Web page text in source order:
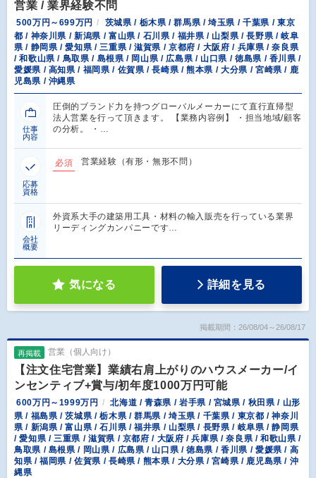
営業 / 業界経験不問
500万円～699万円
茨城県 / 栃木県 / 群馬県 / 埼玉県 / 千葉県 / 東京
都 / 神奈川県 / 新潟県 / 富山県 / 石川県 / 福井県 / 山梨県 / 長野県 / 岐阜
県 / 静岡県 / 愛知県 / 三重県 / 滋賀県 / 京都府 / 大阪府 / 兵庫県 / 奈良県
/ 和歌山県 / 鳥取県 / 島根県 / 岡山県 / 広島県 / 山口県 / 徳島県 / 香川県 /
愛媛県 / 高知県 / 福岡県 / 佐賀県 / 長崎県 / 熊本県 / 大分県 / 宮崎県 / 鹿
児島県 / 沖縄県
仕事
内容
圧倒的ブランド力を持つグローバルメーカーにて直行直帰型
法人営業を行って頂きます。 【業務内容例】 ・担当地域/顧客
の分析。 ・…
応募
資格
必須 営業経験（有形・無形不問）
会社
概要
外資系大手の建築用工具・材料の輸入販売を行っている業界
リーディングカンパニーです…
気になる 詳細を見る
掲載期間：26/08/04～26/08/17
再掲載 営業（個人向け）
【注文住宅営業】業績右肩上がりのハウスメーカー/イ
ンセンティブ+賞与/初年度1000万円可能
600万円～1999万円
北海道 / 青森県 / 岩手県 / 宮城県 / 秋田県 / 山形
県 / 福島県 / 茨城県 / 栃木県 / 群馬県 / 埼玉県 / 千葉県 / 東京都 / 神奈川
県 / 新潟県 / 富山県 / 石川県 / 福井県 / 山梨県 / 長野県 / 岐阜県 / 静岡県
/ 愛知県 / 三重県 / 滋賀県 / 京都府 / 大阪府 / 兵庫県 / 奈良県 / 和歌山県 /
鳥取県 / 島根県 / 岡山県 / 広島県 / 山口県 / 徳島県 / 香川県 / 愛媛県 / 高
知県 / 福岡県 / 佐賀県 / 長崎県 / 熊本県 / 大分県 / 宮崎県 / 鹿児島県 / 沖
縄県